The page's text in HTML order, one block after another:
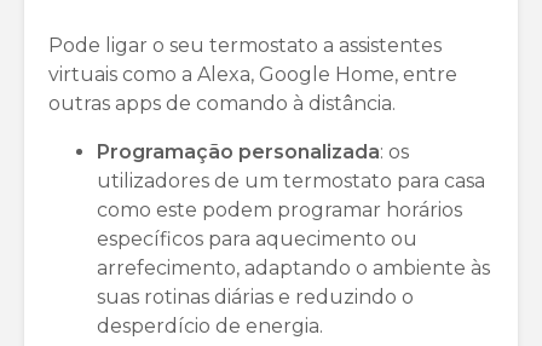
Pode ligar o seu termostato a assistentes
virtuais como a Alexa, Google Home, entre
outras apps de comando à distância.
Programação personalizada: os
utilizadores de um termostato para casa
como este podem programar horários
específicos para aquecimento ou
arrefecimento, adaptando o ambiente às
suas rotinas diárias e reduzindo o
desperdício de energia.